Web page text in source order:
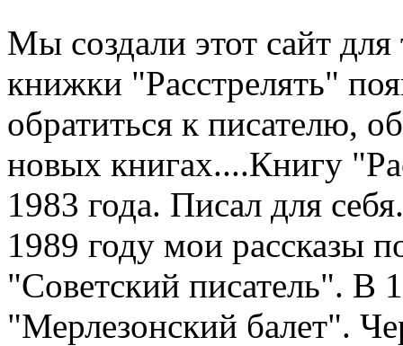
Мы создали этот сайт
книжки "Расстрелять"
обратиться к писателю,
новых книгах....Книгу
1983 года. Писал для
1989 году мои рассказы
"Советский писатель". В
"Мерлезонский балет".